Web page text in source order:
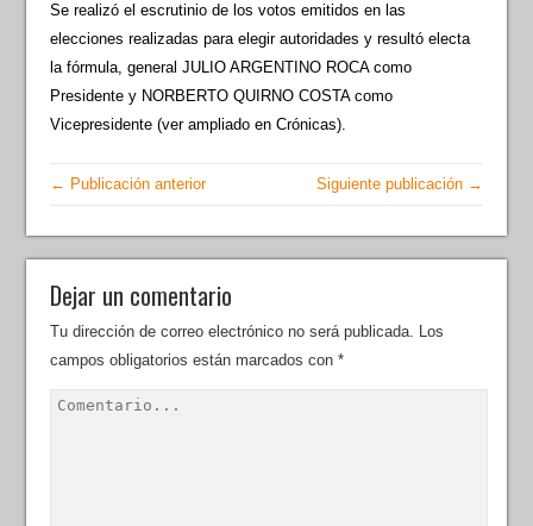
Se realizó el escrutinio de los votos emitidos en las
elecciones realizadas para elegir autoridades y resultó electa
la fórmula, general JULIO ARGENTINO ROCA como
Presidente y NORBERTO QUIRNO COSTA como
Vicepresidente (ver ampliado en Crónicas).
← Publicación anterior Siguiente publicación →
Dejar un comentario
Tu dirección de correo electrónico no será publicada. Los
campos obligatorios están marcados con*